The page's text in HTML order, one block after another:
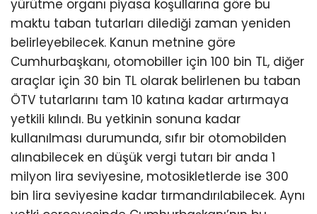
yürütme organı piyasa koşullarına göre bu
maktu taban tutarları dilediği zaman yeniden
belirleyebilecek. Kanun metnine göre
Cumhurbaşkanı, otomobiller için 100 bin TL, diğer
araçlar için 30 bin TL olarak belirlenen bu taban
ÖTV tutarlarını tam 10 katına kadar artırmaya
yetkili kılındı. Bu yetkinin sonuna kadar
kullanılması durumunda, sıfır bir otomobilden
alınabilecek en düşük vergi tutarı bir anda 1
milyon lira seviyesine, motosikletlerde ise 300
bin lira seviyesine kadar tırmandırılabilecek. Aynı